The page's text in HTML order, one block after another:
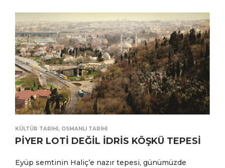
KÜLTÜR TARIHI, OSMANLI TARIHI
PİYER LOTİ DEĞİL İDRİS KÖŞKÜ TEPESİ
Eyüp semtinin Haliç’e nazır tepesi, günümüzde